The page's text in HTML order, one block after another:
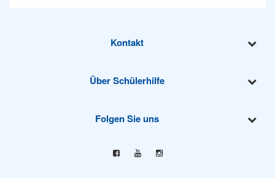
Kontakt
Über Schülerhilfe
Folgen Sie uns
FacebookYouTubeInstagram